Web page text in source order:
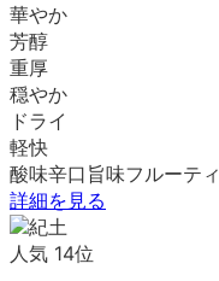
華やか
芳醇
重厚
穏やか
ドライ
軽快
酸味辛口 旨味フルーティ
詳細を見る
人気 14位